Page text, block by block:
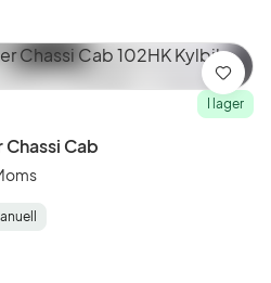
I lager
Cab
Spara